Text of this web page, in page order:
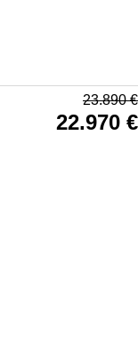
23.890€
22.970 €